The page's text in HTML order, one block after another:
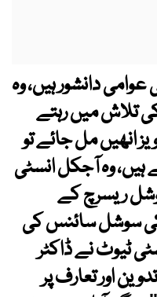
دانشور ہیں، وہ
تلاش میں رہتے
انھیں مل جائے تو
وہ آجکل انسٹی
ریسرچ کے
کی سوشل سائنس کی
ٹیوٹ نے ڈاکٹر
اور تعارف پر